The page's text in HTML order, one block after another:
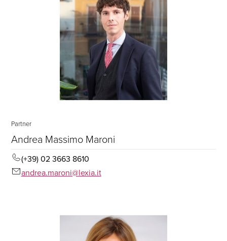
Partner
Andrea Massimo Maroni
(+39) 02 3663 8610
andrea.maroni@lexia.it